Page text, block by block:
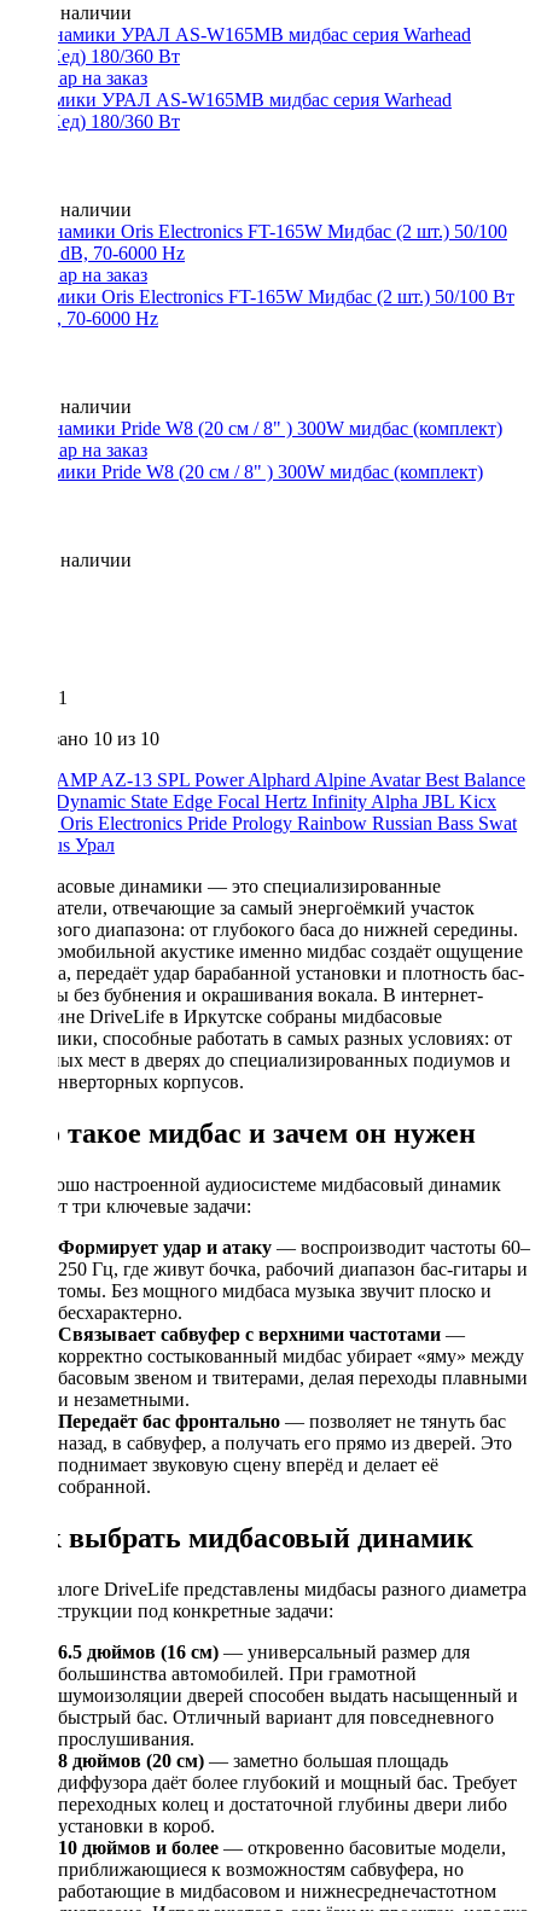
Нет в наличии
Динамики УРАЛ AS-W165MB мидбас серия Warhead
(ВарХед) 180/360 Вт
Нет в наличии
Динамики Oris Electronics FT-165W Мидбас (2 шт.) 50/100 Вт
90 dB, 70-6000 Hz
Нет в наличии
Динамики Pride W8 (20 см / 8" ) 300W мидбас (комплект)
Нет в наличии
1
Показано 10 из 10
AMP AZ-13 SPL Power Alphard Alpine Avatar Best Balance
Dynamic State Edge Focal Hertz Infinity Alpha JBL Kicx
Oris Electronics Pride Prology Rainbow Russian Bass Swat
Xcelsus Урал
Мидбасовые динамики — это специализированные
излучатели, отвечающие за самый энергоёмкий участок
звукового диапазона: от глубокого баса до нижней середины.
В автомобильной акустике именно мидбас создаёт ощущение
драйва, передаёт удар барабанной установки и плотность бас-
гитары без бубнения и окрашивания вокала. В интернет-
магазине DriveLife в Иркутске собраны мидбасовые
динамики, способные работать в самых разных условиях: от
штатных мест в дверях до специализированных подиумов и
фазоинверторных корпусов.
Что такое мидбас и зачем он нужен
В хорошо настроенной аудиосистеме мидбасовый динамик
решает три ключевые задачи:
Формирует удар и атаку — воспроизводит частоты 60–
250 Гц, где живут бочка, рабочий диапазон бас-гитары и
томы. Без мощного мидбаса музыка звучит плоско и
бесхарактерно.
Связывает сабвуфер с верхними частотами —
корректно состыкованный мидбас убирает «яму» между
басовым звеном и твитерами, делая переходы плавными
и незаметными.
Передаёт бас фронтально — позволяет не тянуть бас
назад, в сабвуфер, а получать его прямо из дверей. Это
поднимает звуковую сцену вперёд и делает её
собранной.
Как выбрать мидбасовый динамик
В каталоге DriveLife представлены мидбасы разного диаметра
и конструкции под конкретные задачи:
6.5 дюймов (16 см) — универсальный размер для
большинства автомобилей. При грамотной
шумоизоляции дверей способен выдать насыщенный и
быстрый бас. Отличный вариант для повседневного
прослушивания.
8 дюймов (20 см) — заметно большая площадь
диффузора даёт более глубокий и мощный бас. Требует
переходных колец и достаточной глубины двери либо
установки в короб.
10 дюймов и более — откровенно басовитые модели,
приближающиеся к возможностям сабвуфера, но
работающие в мидбасовом и нижнесреднечастотном